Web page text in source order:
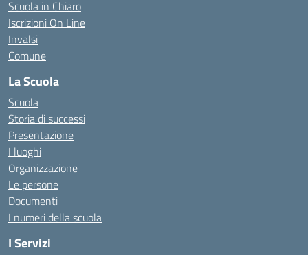
Scuola in Chiaro
Iscrizioni On Line
Invalsi
Comune
La Scuola
Scuola
Storia di successi
Presentazione
I luoghi
Organizzazione
Le persone
Documenti
I numeri della scuola
I Servizi